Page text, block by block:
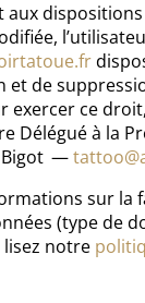
dispositions
et de
exercer ce
Délégué à la
Bigot —
sur la
(type de
notre